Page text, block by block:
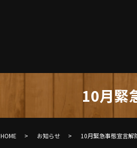
10月緊
HOME お知らせ 10月緊急事態宣言解